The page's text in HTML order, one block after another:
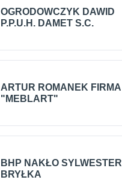
OGRODOWCZYK DAWID
P.P.U.H. DAMET S.C.
ARTUR ROMANEK FIRMA
"MEBLART"
BHP NAKŁO SYLWESTER
BRYŁKA